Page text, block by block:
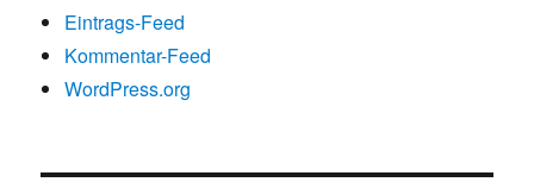
Eintrags-Feed
Kommentar-Feed
WordPress.org